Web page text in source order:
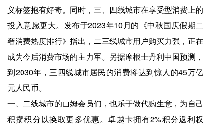
义标签抱有好奇。同时，三、四线城市在享受型消费上的
投入意愿更大。发布于2023年10月的《中秋国庆假期二
奢消费热度排行》指出，二三线城市用户购买力强，正在
成为今后消费市场的主力军。另据摩根士丹利中国预测，
到2030年，三四线城市居民的消费将达到惊人的45万亿
元人民币。
一、二线城市的山姆会员们，也乐于做代购生意，为自己
积攒积分以换取更多优惠。卓越卡拥有2%积分返利权